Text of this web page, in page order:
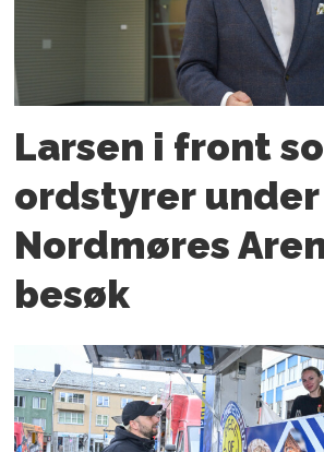
Larsen i front
ordstyrer under
Nordmøres
besøk